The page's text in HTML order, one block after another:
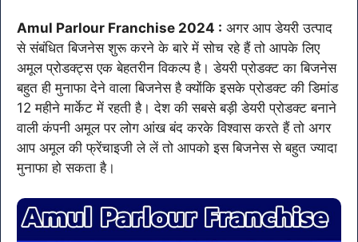
Amul Parlour Franchise 2024 : अगर आप डेयरी उत्पाद
से संबंधित बिजनेस शुरू करने के बारे में सोच रहे हैं तो आपके लिए
अमूल प्रोडक्ट्स एक बेहतरीन विकल्प है। डेयरी प्रोडक्ट का बिजनेस
बहुत ही मुनाफा देने वाला बिजनेस है क्योंकि इसके प्रोडक्ट की डिमांड
12 महीने मार्केट में रहती है। देश की सबसे बड़ी डेयरी प्रोडक्ट बनाने
वाली कंपनी अमूल पर लोग आंख बंद करके विश्वास करते हैं तो अगर
आप अमूल की फ्रेंचाइजी ले लें तो आपको इस बिजनेस से बहुत ज्यादा
मुनाफा हो सकता है।